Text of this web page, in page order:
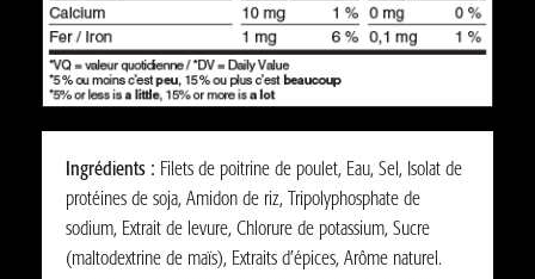
Ingrédients : Filets de poitrine de poulet, Eau, Sel, Isolat de
protéines de soja, Amidon de riz, Tripolyphosphate de
sodium, Extrait de levure, Chlorure de potassium, Sucre
(maltodextrine de maïs), Extraits d’épices, Arôme naturel.